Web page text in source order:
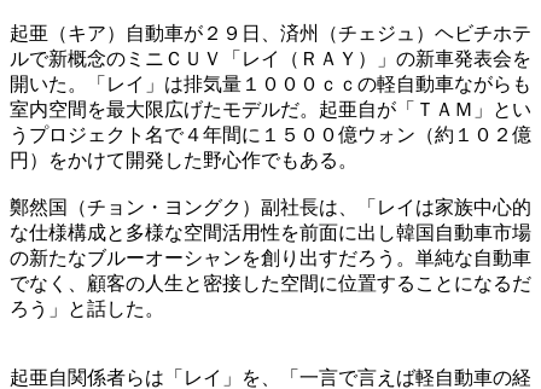
起亜（キア）自動車が２９日、済州（チェジュ）ヘビチホテ
ルで新概念のミニＣＵＶ「レイ（ＲＡＹ）」の新車発表会を
開いた。「レイ」は排気量１０００ｃｃの軽自動車ながらも
室内空間を最大限広げたモデルだ。起亜自が「ＴＡＭ」とい
うプロジェクト名で４年間に１５００億ウォン（約１０２億
円）をかけて開発した野心作でもある。
鄭然国（チョン・ヨングク）副社長は、「レイは家族中心的
な仕様構成と多様な空間活用性を前面に出し韓国自動車市場
の新たなブルーオーシャンを創り出すだろう。単純な自動車
でなく、顧客の人生と密接した空間に位置することになるだ
ろう」と話した。
起亜自関係者らは「レイ」を、「一言で言えば軽自動車の経